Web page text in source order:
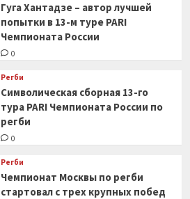
Гуга Хантадзе – автор лучшей
попытки в 13-м туре PARI
Чемпионата России
0
Регби
Символическая сборная 13-го
тура PARI Чемпионата России по
регби
0
Регби
Чемпионат Москвы по регби
стартовал с трех крупных побед